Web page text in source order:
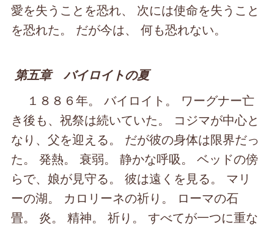
愛を失うことを恐れ、 次には使命を失うこと
を恐れた。 だが今は、 何も恐れない。
第五章 バイロイトの夏
１８８６年。 バイロイト。 ワーグナー亡
き後も、祝祭は続いていた。 コジマが中心と
なり、父を迎える。 だが彼の身体は限界だっ
た。 発熱。 衰弱。 静かな呼吸。 ベッドの傍
らで、娘が見守る。 彼は遠くを見る。 マリ
ーの湖。 カロリーネの祈り。 ローマの石
畳。 炎。 精神。 祈り。 すべてが一つに重な